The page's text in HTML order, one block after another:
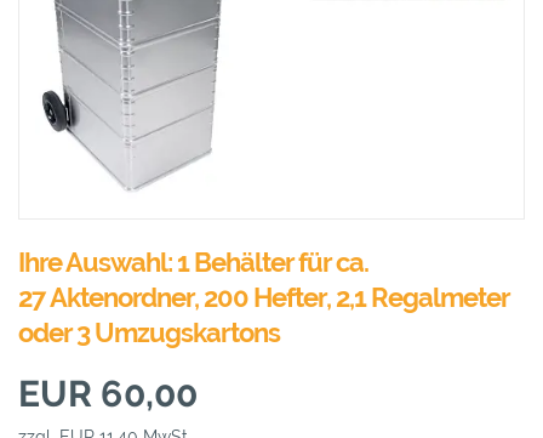
Ihre Auswahl: 1 Behälter für ca.
27 Aktenordner, 200 Hefter, 2,1 Regalmeter
oder 3 Umzugskartons
EUR 60,00